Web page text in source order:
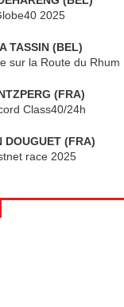
2025
TASSIN (BEL)
sur la Route du Rhum
(FRA)
Class40/24h
DOUGUET (FRA)
race 2025